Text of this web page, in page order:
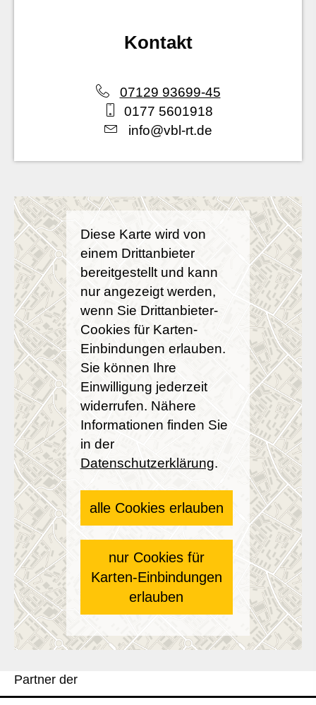
Kontakt
07129 93699-45
0177 5601918
info@vbl-rt.de
Diese Karte wird von
einem Drittanbieter
bereitgestellt und kann
nur angezeigt werden,
wenn Sie Drittanbieter-
Cookies für Karten-
Einbindungen erlauben.
Sie können Ihre
Einwilligung jederzeit
widerrufen. Nähere
Informationen finden Sie
in der
Datenschutzerklärung.
alle Cookies erlauben
nur Cookies für
Karten-Einbindungen
erlauben
Partner der